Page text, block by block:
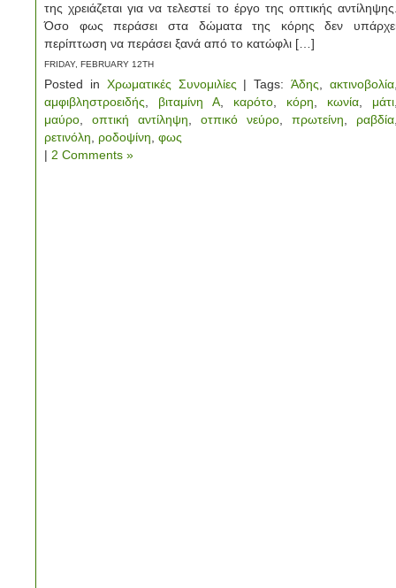
της χρειάζεται για να τελεστεί το έργο της οπτικής
Όσο φως περάσει στα δώματα της κόρης δεν
περίπτωση να περάσει ξανά από το κατώφλι […]
FRIDAY, FEBRUARY 12TH
Posted in Χρωματικές Συνομιλίες | Tags:Άδης ,ακτινοβολία
αμφιβληστροειδής
βιταμίνη Α καρότο κόρη κωνία μάτι
μαύρο
οπτική αντίληψη οτπικό νεύρο πρωτείνη ραβδία
ρετινόλη ροδοψίνη φως
| 2 Comments »